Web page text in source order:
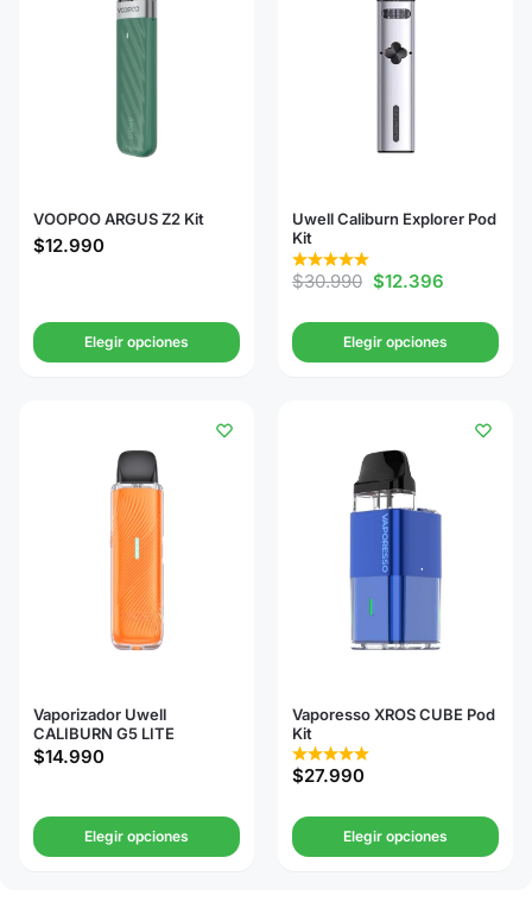
VOOPOO ARGUS Z2 Kit
$12.990
Elegir opciones
Uwell Caliburn Explorer Pod
Kit
$30.990 $12.396
Elegir opciones
Vaporizador Uwell
CALIBURN G5 LITE
$14.990
Elegir opciones
Vaporesso XROS CUBE Pod
Kit
$27.990
Elegir opciones